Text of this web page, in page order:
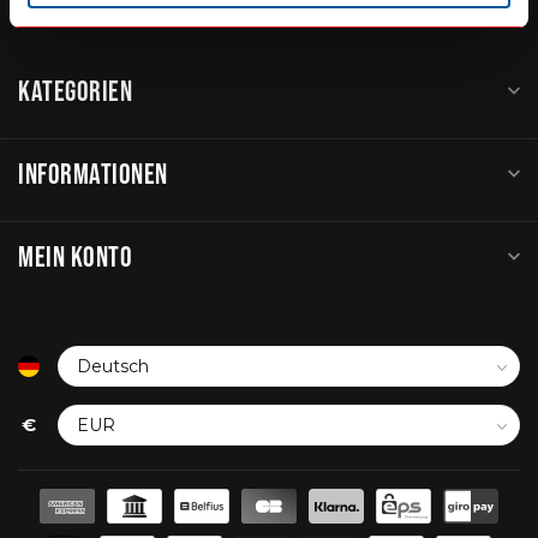
KATEGORIEN
INFORMATIONEN
MEIN KONTO
€